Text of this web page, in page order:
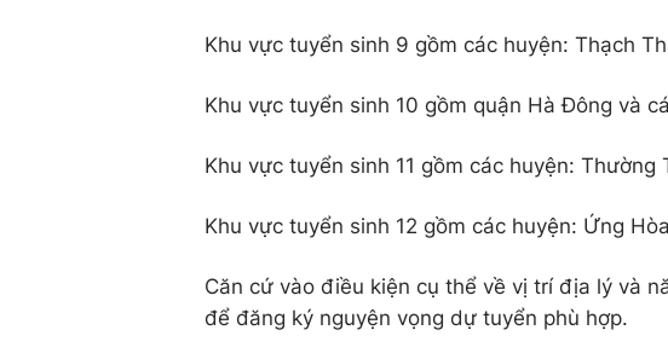
Khu vực tuyển sinh 9 gồm các huyện: Thạch
Khu vực tuyển sinh 10 gồm quận Hà Đông và
Khu vực tuyển sinh 11 gồm các huyện: Thường
Khu vực tuyển sinh 12 gồm các huyện: Ứng
Căn cứ vào điều kiện cụ thể về vị trí địa lý và
để đăng ký nguyện vọng dự tuyển phù hợp.